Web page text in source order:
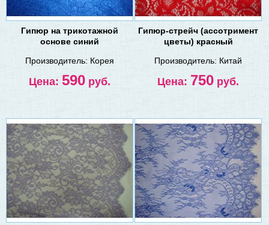
Гипюр на трикотажной
основе синий
Производитель: Корея
Цена: 590 руб.
Гипюр-стрейч (ассотримент
цветы) красный
Производитель: Китай
Цена: 750 руб.